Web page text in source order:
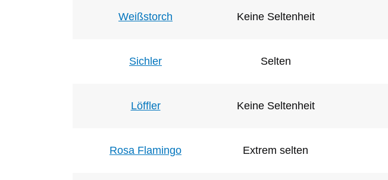
Weißstorch Keine Seltenheit
Sichler Selten
Löffler Keine Seltenheit
Rosa Flamingo Extrem selten